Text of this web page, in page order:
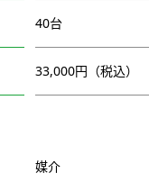
40台
33,000円（税込）
媒介